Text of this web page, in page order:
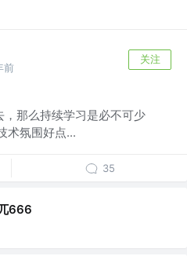
前
关注
那么持续学习是必不可少
术氛围好点...
35
666